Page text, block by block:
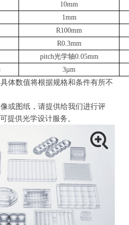
10mm
1mm
R100mm
R0.3mm
pitch光学轴0.05mm
3µm
体数值将根据规格和条件有所不
或图纸，请提供给我们进行评
提供光学设计服务。